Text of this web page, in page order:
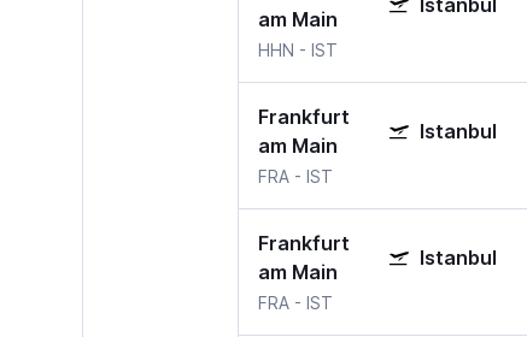
am Main
Istanbul
HHN - IST
Frankfurt
am Main
Istanbul
FRA- IST
Frankfurt
am Main
Istanbul
FRA- IST